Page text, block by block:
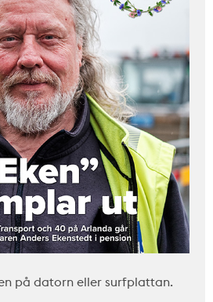
på datorn eller surfplattan.